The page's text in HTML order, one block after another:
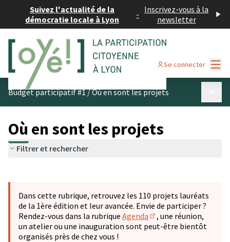
Suivez l'actualité de la
démocratie locale à Lyon
- Inscrivez-vous à la
newsletter
Se connecter
Budget participatif #1/Où en sont les projets
Où en sont les projets
Filtrer et rechercher
−
Dans cette rubrique, retrouvez les 110 projets lauréats
de la 1ère édition et leur avancée. Envie de participer ?
Rendez-vous dans la rubrique Agenda
(S'ouvre dans un
, une réunion,
un atelier ou une inauguration sont peut-être bientôt
organisés près de chez vous !